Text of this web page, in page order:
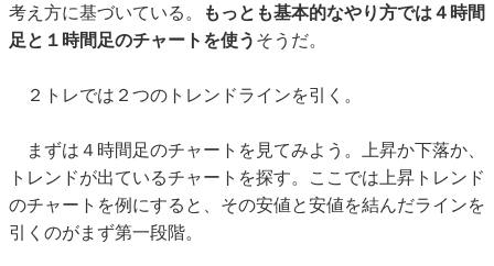
考え方に基づいている。
もっとも基本的なやり方では４時間
足と１時間足のチャートを使う そうだ。
２トレでは２つのトレンドラインを引く。
まずは４時間足のチャートを見てみよう。上昇か下落か、
トレンドが出ているチャートを探す。ここでは上昇トレンド
のチャートを例にすると、その安値と安値を結んだラインを
引くのがまず第一段階。